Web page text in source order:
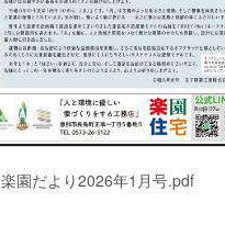
楽園だより2026年1月号.pdf